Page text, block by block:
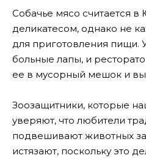
Собачье мясо считается
деликатесом, однако не
для приготовления пищи.
больные лапы, и
ее в мусорный мешок и
Зоозащитники, которые
уверяют, что любители
подвешивают животных
истязают, поскольку это